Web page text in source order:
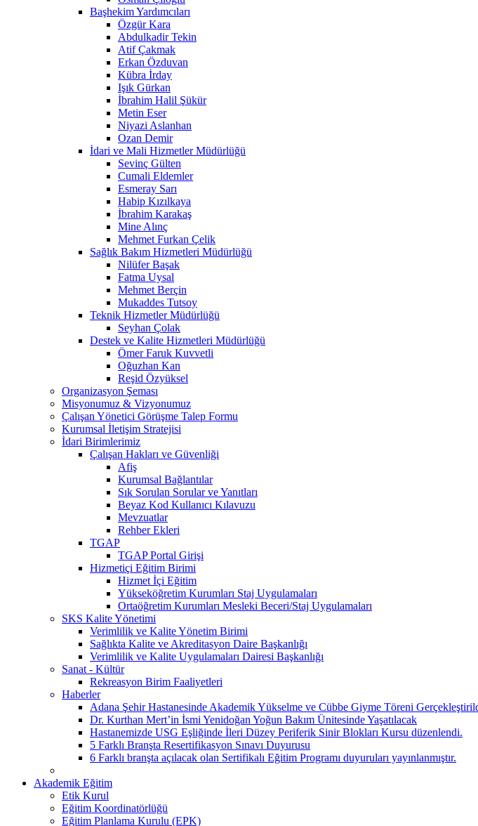
Başhekim Yardımcıları
Özgür Kara
Abdulkadir Tekin
Atif Çakmak
Erkan Özduvan
Kübra İrday
Işık Gürkan
İbrahim Halil Şükür
Metin Eser
Niyazi Aslanhan
Ozan Demir
İdari ve Mali Hizmetler Müdürlüğü
Sevinç Gülten
Cumali Eldemler
Esmeray Sarı
Habip Kızılkaya
İbrahim Karakaş
Mine Alınç
Mehmet Furkan Çelik
Sağlık Bakım Hizmetleri Müdürlüğü
Nilüfer Başak
Fatma Uysal
Mehmet Berçin
Mukaddes Tutsoy
Teknik Hizmetler Müdürlüğü
Seyhan Çolak
Destek ve Kalite Hizmetleri Müdürlüğü
Ömer Faruk Kuvvetli
Oğuzhan Kan
Reşid Özyüksel
Organizasyon Şeması
Misyonumuz & Vizyonumuz
Çalışan Yönetici Görüşme Talep Formu
Kurumsal İletişim Stratejisi
İdari Birimlerimiz
Çalışan Hakları ve Güvenliği
Afiş
Kurumsal Bağlantılar
Sık Sorulan Sorular ve Yanıtları
Beyaz Kod Kullanıcı Kılavuzu
Mevzuatlar
Rehber Ekleri
TGAP
TGAP Portal Girişi
Hizmetiçi Eğitim Birimi
Hizmet İçi Eğitim
Yükseköğretim Kurumları Staj Uygulamaları
Ortaöğretim Kurumları Mesleki Beceri/Staj Uygulamaları
SKS Kalite Yönetimi
Verimlilik ve Kalite Yönetim Birimi
Sağlıkta Kalite ve Akreditasyon Daire Başkanlığı
Verimlilik ve Kalite Uygulamaları Dairesi Başkanlığı
Sanat - Kültür
Rekreasyon Birim Faaliyetleri
Haberler
Adana Şehir Hastanesinde Akademik Yükselme ve Cübbe Giyme Töreni
Dr. Kurthan Mert’in İsmi Yenidoğan Yoğun Bakım Ünitesinde Yaşatılacak
Hastanemizde USG Eşliğinde İleri Düzey Periferik Sinir Blokları Kursu düzenlendi.
5 Farklı Branşta Resertifikasyon Sınavı Duyurusu
6 Farklı branşta açılacak olan Sertifikalı Eğitim Programı duyuruları yayınlanmıştır.
Akademik Eğitim
Etik Kurul
Eğitim Koordinatörlüğü
Eğitim Planlama Kurulu (EPK)